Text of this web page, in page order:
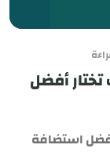
أفضل
استضافة